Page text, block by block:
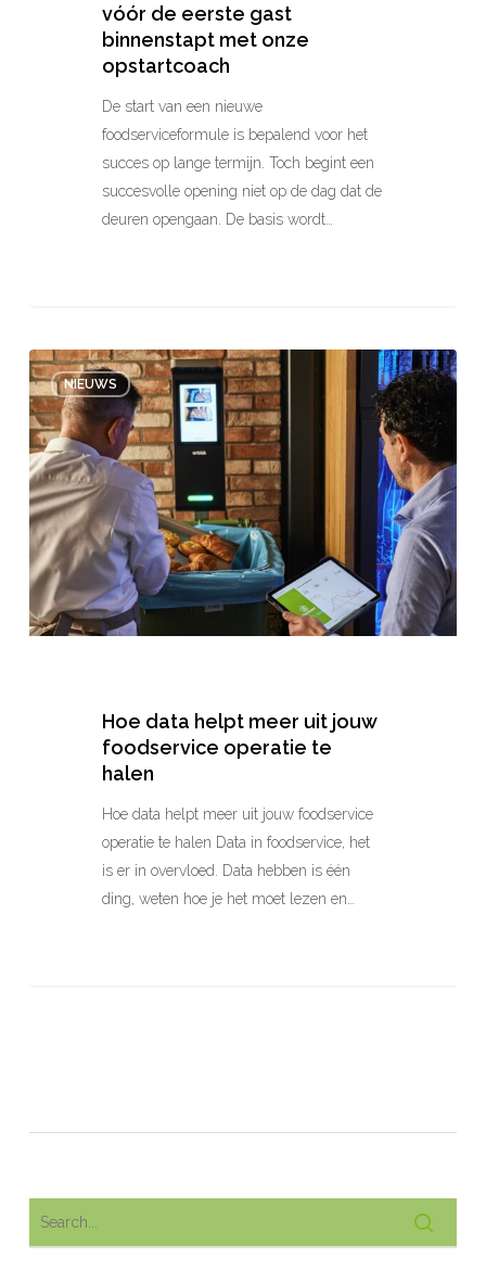
vóór de eerste gast
binnenstapt met onze
opstartcoach
De start van een nieuwe
foodserviceformule is bepalend voor het
succes op lange termijn. Toch begint een
succesvolle opening niet op de dag dat de
deuren opengaan. De basis wordt…
NIEUWS
Hoe
data
helpt
meer
uit
jouw
foodservice
operatie
te
halen
Hoe data helpt meer uit jouw
foodservice operatie te
halen
Hoe data helpt meer uit jouw foodservice
operatie te halen Data in foodservice, het
is er in overvloed. Data hebben is één
ding, weten hoe je het moet lezen en…